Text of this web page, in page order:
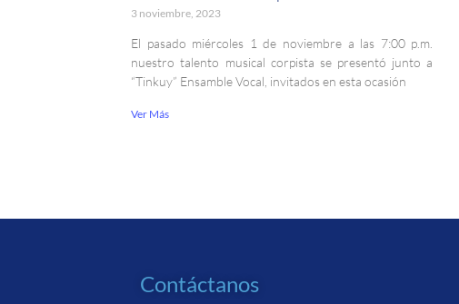
3 noviembre, 2023
El pasado miércoles 1 de noviembre a las 7:00 p.m.
nuestro talento musical corpista se presentó junto a
“Tinkuy” Ensamble Vocal, invitados en esta ocasión
Ver Más
Contáctanos